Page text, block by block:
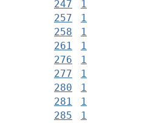
247
1
257
1
258
1
261
1
276
1
277
1
280
1
281
1
285
1